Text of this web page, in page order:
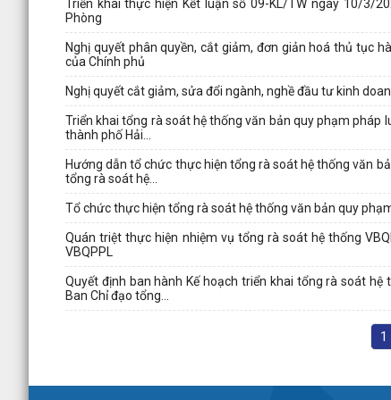
Triển khai thực hiện Kết luận số 09-KL/TW ngày 10/3/
Phòng
Nghị quyết phân quyền, cắt giảm, đơn giản hoá thủ tục
của Chính phủ
Nghị quyết cắt giảm, sửa đổi ngành, nghề đầu tư kinh
Triển khai tổng rà soát hệ thống văn bản quy phạm pháp
thành phố Hải...
Hướng dẫn tổ chức thực hiện tổng rà soát hệ thống văn
tổng rà soát hệ...
Tổ chức thực hiện tổng rà soát hệ thống văn bản quy
Quán triệt thực hiện nhiệm vụ tổng rà soát hệ thống
VBQPPL
Quyết định ban hành Kế hoạch triển khai tổng rà soát
Ban Chỉ đạo tổng...
1